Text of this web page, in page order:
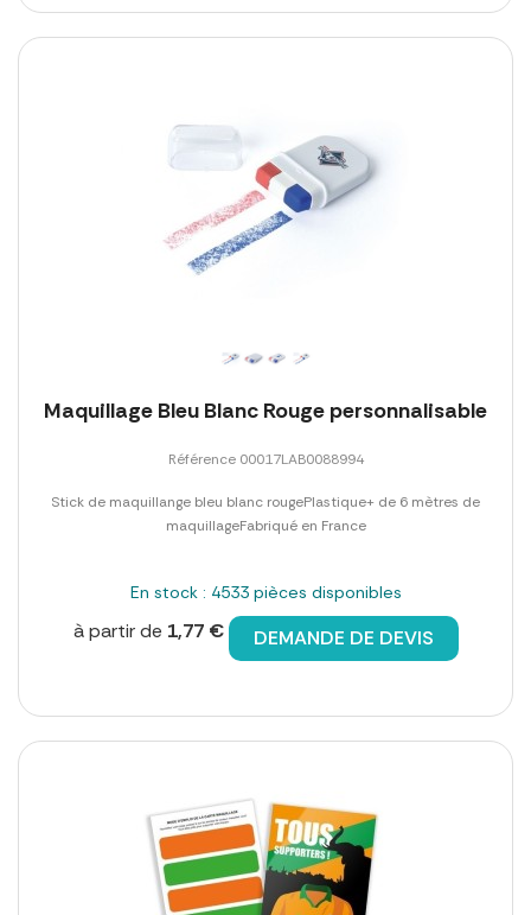
Maquillage Bleu Blanc Rouge personnalisable
Référence 00017LAB0088994
Stick de maquillange bleu blanc rougePlastique+ de 6 mètres de
maquillageFabriqué en France
En stock : 4533 pièces disponibles
à partir de 1,77 € DEMANDE DE DEVIS